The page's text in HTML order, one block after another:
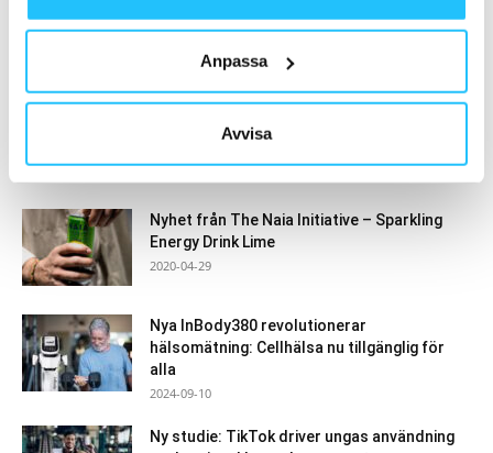
Anpassa
Avvisa
samarbetsförmåga sätts på prov
2018-08-10
Nyhet från The Naia Initiative – Sparkling
Energy Drink Lime
2020-04-29
Nya InBody380 revolutionerar
hälsomätning: Cellhälsa nu tillgänglig för
alla
2024-09-10
Ny studie: TikTok driver ungas användning